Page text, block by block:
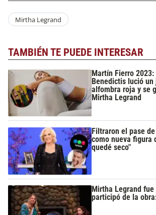
Mirtha Legrand
TAMBIÉN TE PUEDE INTERESAR
Martín Fierro
Benedictis lució
alfombra roja y se
Mirtha Legrand
Filtraron el pase
como nueva figura
quedé seco"
Mirtha Legrand
participó de la